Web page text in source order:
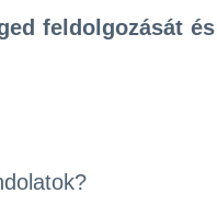
feldolgozását